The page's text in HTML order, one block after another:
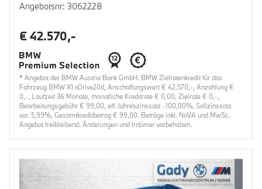
Angebotsnr: 3062228
€ 42.570,-
* Angebot der BMW Austria Bank GmbH. BMW Zielratenkredit für das
Fahrzeug BMW X1 xDrive20d, Anschaffungswert € 42.570,-, Anzahlung €
0,-, Laufzeit 36 Monate, monatliche Kreditrate € 0,00, Zielrate € 0,-,
Bearbeitungsgebühr € 99,00, eff. Jahreszinssatz -100,00%, Sollzinssatz
var. 5,99%, Gesamtkreditbetrag € 99,00. Beträge inkl. NoVA und MwSt..
Angebot freibleibend. Änderungen und Irrtümer vorbehalten.